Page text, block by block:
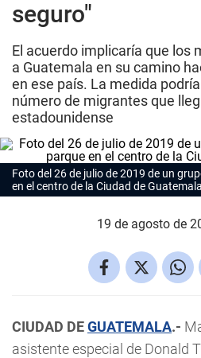
seguro"
El acuerdo implicaría que los
a Guatemala en su camino
en ese país. La medida
número de migrantes que
estadounidense
Foto del 26 de julio de 2019 de un
en el centro de la Ciudad de
19 de agosto de
CIUDAD DEGUATEMALA.-
asistente especial de Donald